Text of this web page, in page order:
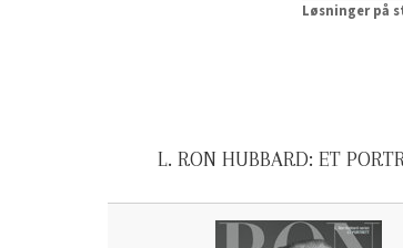
Løsninger på
L. RON HUBBARD: ET